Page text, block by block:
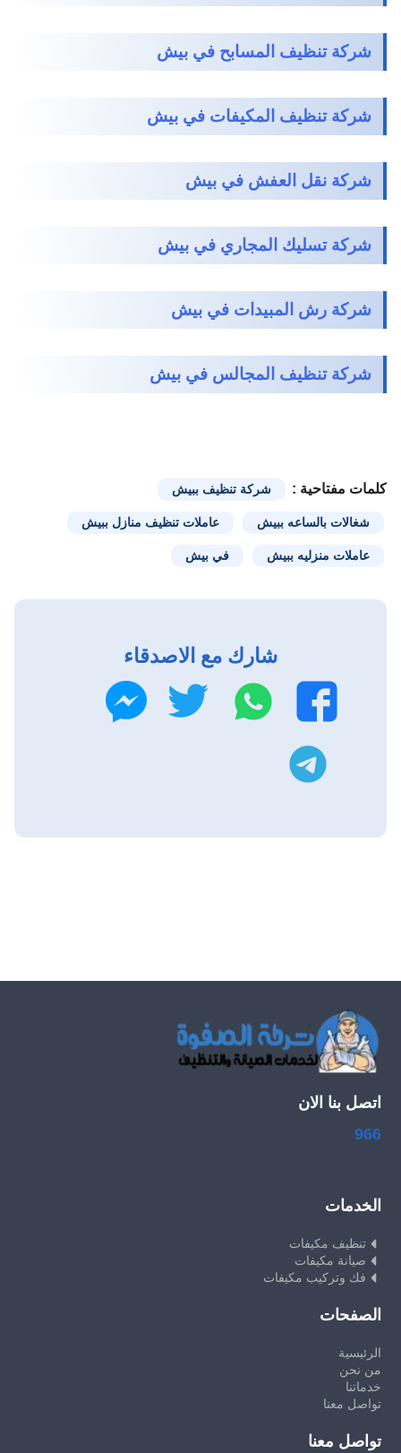
شركة تنظيف المسابح في بيش
شركة تنظيف المكيفات في بيش
شركة نقل العفش في بيش
شركة تسليك المجاري في بيش
شركة رش المبيدات في بيش
شركة تنظيف المجالس في بيش
كلمات مفتاحية : شركة تنظيف ببيش
شغالات بالساعه ببيش عاملات تنظيف منازل ببيش
عاملات منزليه ببيش في بيش
شارك مع الاصدقاء
فيسبوك
واتساب تويتر
اتصل بنا الان
966
الخدمات
تنظيف مكيفات
صيانة مكيفات
فك وتركيب مكيفات
الصفحات
الرئيسية
من نحن
خدماتنا
تواصل معنا
تواصل معنا